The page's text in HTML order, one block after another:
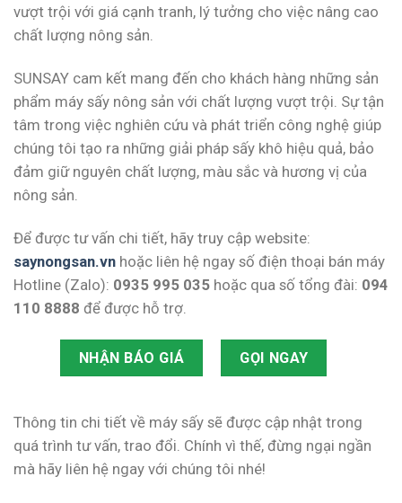
vượt trội với giá cạnh tranh, lý tưởng cho việc nâng cao
chất lượng nông sản.
SUNSAY cam kết mang đến cho khách hàng những sản
phẩm máy sấy nông sản với chất lượng vượt trội. Sự tận
tâm trong việc nghiên cứu và phát triển công nghệ giúp
chúng tôi tạo ra những giải pháp sấy khô hiệu quả, bảo
đảm giữ nguyên chất lượng, màu sắc và hương vị của
nông sản.
Để được tư vấn chi tiết, hãy truy cập website:
saynongsan.vn hoặc liên hệ ngay số điện thoại bán máy
Hotline (Zalo): 0935 995 035 hoặc qua số tổng đài: 094
110 8888 để được hỗ trợ.
NHẬN BÁO GIÁ GỌI NGAY
Thông tin chi tiết về máy sấy sẽ được cập nhật trong
quá trình tư vấn, trao đổi. Chính vì thế, đừng ngại ngần
mà hãy liên hệ ngay với chúng tôi nhé!